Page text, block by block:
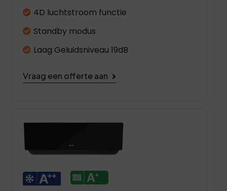
4D luchtstroom functie
Standby modus
Laag Geluidsniveau 19dB
Vraag een offerte aan